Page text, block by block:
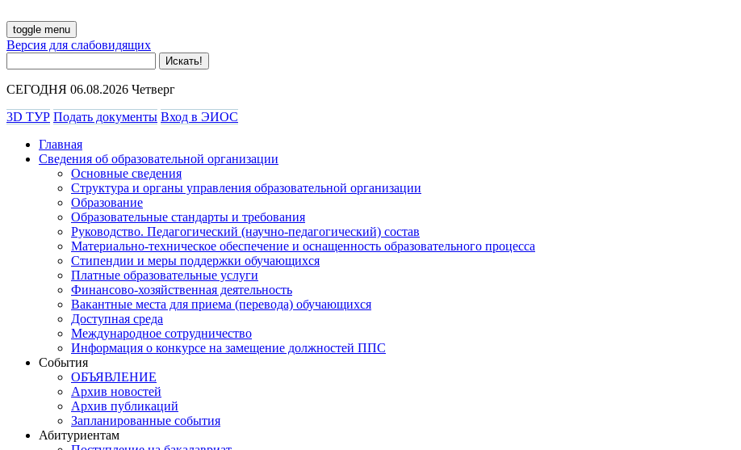
toggle menu
Версия для слабовидящих
СЕГОДНЯ 06.08.2026 Четверг
3D ТУР Подать документы Вход в ЭИОС
Главная
Сведения об образовательной организации
Основные сведения
Структура и органы управления образовательной организации
Образование
Образовательные стандарты и требования
Руководство. Педагогический (научно-педагогический) состав
Материально-техническое обеспечение и оснащенность образовательного процесса
Стипендии и меры поддержки обучающихся
Платные образовательные услуги
Финансово-хозяйственная деятельность
Вакантные места для приема (перевода) обучающихся
Доступная среда
Международное сотрудничество
Информация о конкурсе на замещение должностей ППС
События
ОБЪЯВЛЕНИЕ
Архив новостей
Архив публикаций
Запланированные события
Абитуриентам